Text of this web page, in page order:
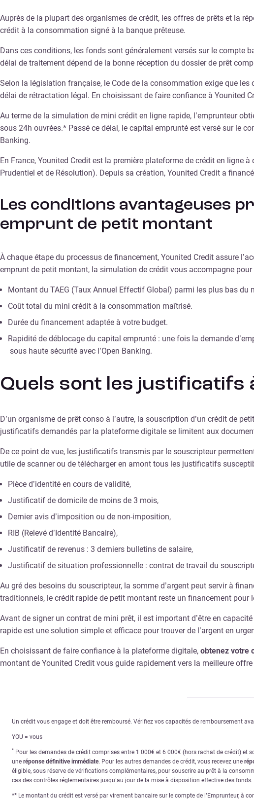
Auprès de la plupart des organismes de crédit, les offres de prêts et la
crédit à la consommation signé à la banque prêteuse.
Dans ces conditions, les fonds sont généralement versés sur le compte
délai de traitement dépend de la bonne réception du dossier de prêt
Selon la législation française, le Code de la consommation exige que
délai de rétractation légal. En choisissant de faire confiance à Younited
Au terme de la simulation de mini crédit en ligne rapide, l’emprunteur
sous 24h ouvrées.* Passé ce délai, le capital emprunté est versé sur le
Banking.
En France, Younited Credit est la première plateforme de crédit en ligne
Prudentiel et de Résolution). Depuis sa création, Younited Credit a
Les conditions avantageuses
emprunt de petit montant
À chaque étape du processus de financement, Younited Credit assure
emprunt de petit montant, la simulation de crédit vous accompagne
Montant du TAEG (Taux Annuel Effectif Global) parmi les plus bas du
Coût total du mini crédit à la consommation maîtrisé.
Durée du financement adaptée à votre budget.
Rapidité de déblocage du capital emprunté : une fois la demande
sous haute sécurité avec l’Open Banking.
Quels sont les
D’un organisme de prêt conso à l’autre, la souscription d’un crédit de
justificatifs demandés par la plateforme digitale se limitent aux
De ce point de vue, les justificatifs transmis par le souscripteur
utile de scanner ou de télécharger en amont tous les justificatifs
Pièce d’identité en cours de validité,
Justificatif de domicile de moins de 3 mois,
Dernier avis d’imposition ou de non-imposition,
RIB (Relevé d’Identité Bancaire),
Justificatif de revenus : 3 derniers bulletins de salaire,
Justificatif de situation professionnelle : contrat de travail du
Au gré des besoins du souscripteur, la somme d’argent peut servir à
traditionnels, le crédit rapide de petit montant reste un financement pour
Avant de signer un contrat de mini prêt, il est important d’être en
rapide est une solution simple et efficace pour trouver de l’argent en
En choisissant de faire confiance à la plateforme digitale, obtenez votre
montant de Younited Credit vous guide rapidement vers la meilleure
Un crédit vous engage et doit être remboursé. Vérifiez vos capacités de remboursement
YOU = vous
* Pour les demandes de crédit comprises entre 1 000€ et 6 000€ (hors rachat de crédit) et
une réponse définitive immédiate. Pour les autres demandes de crédit, vous recevez une
éligible, sous réserve de vérifications complémentaires, pour souscrire au prêt à la
cas des contrôles réglementaires jusqu’au jour de la mise à disposition effective des
** Le montant du crédit est versé par virement bancaire sur le compte de l’Emprunteur, à